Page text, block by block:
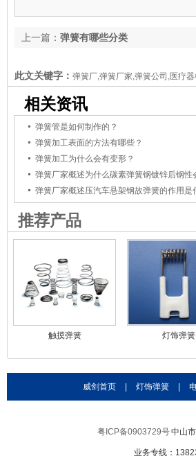
上一篇： 弹簧有哪些分类
此文关键字： 弹簧厂,弹簧厂家,弹簧公司,医疗
相关资讯
弹簧管是如何制作的？
弹簧加工表面的方法有哪些？
弹簧加工为什么会有变形？
弹簧厂家概述为什么碳素弹簧钢镀锌后钢性
弹簧厂家概述压汽车悬架钢故弹簧的作用是
推荐产品
触摸弹簧 灯饰弹簧
威剑首页 灯饰弹簧
粤ICP备0903729号中山
业务专线：